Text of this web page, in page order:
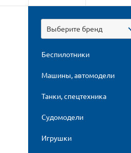
Выберите бренд
Беспилотники
Машины, автомодели
Танки, спецтехника
Судомодели
Игрушки